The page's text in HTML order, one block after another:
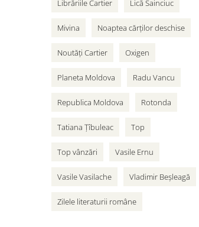
Librăriile Cartier Lică Sainciuc
Mivina Noaptea cărților deschise
Noutăți Cartier Oxigen
Planeta Moldova Radu Vancu
Republica Moldova Rotonda
Tatiana Țîbuleac Top
Top vânzări Vasile Ernu
Vasile Vasilache Vladimir Beșleagă
Zilele literaturii române